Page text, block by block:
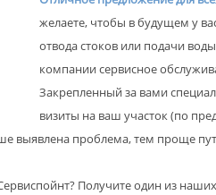
желаете, чтобы в будущем у
отвода стоков или подачи
компании сервисное
Закрепленный за вами
визиты на ваш участок (по
выявлена проблема, тем проще
Получите один из